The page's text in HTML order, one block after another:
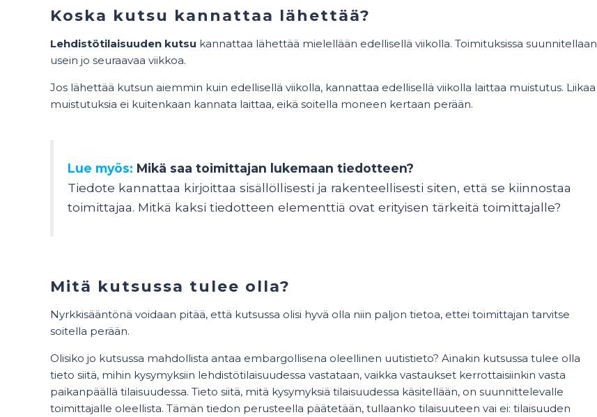
Koska kutsu kannattaa lähettää?
Lehdistötilaisuuden kutsu kannattaa lähettää mielellään edellisellä viikolla. Toimituksissa suunnitellaan
usein jo seuraavaa viikkoa.
Jos lähettää kutsun aiemmin kuin edellisellä viikolla, kannattaa edellisellä viikolla laittaa muistutus. Liikaa
muistutuksia ei kuitenkaan kannata laittaa, eikä soitella moneen kertaan perään.
Lue myös: Mikä saa toimittajan lukemaan tiedotteen?
Tiedote kannattaa kirjoittaa sisällöllisesti ja rakenteellisesti siten, että se kiinnostaa
toimittajaa. Mitkä kaksi tiedotteen elementtiä ovat erityisen tärkeitä toimittajalle?
Mitä kutsussa tulee olla?
Nyrkkisääntönä voidaan pitää, että kutsussa olisi hyvä olla niin paljon tietoa, ettei toimittajan tarvitse
soitella perään.
Olisiko jo kutsussa mahdollista antaa embargollisena oleellinen uutistieto? Ainakin kutsussa tulee olla
tieto siitä, mihin kysymyksiin lehdistötilaisuudessa vastataan, vaikka vastaukset kerrottaisiinkin vasta
paikanpäällä tilaisuudessa. Tieto siitä, mitä kysymyksiä tilaisuudessa käsitellään, on suunnittelevalle
toimittajalle oleellista. Tämän tiedon perusteella päätetään, tullaanko tilaisuuteen vai ei: tilaisuuden